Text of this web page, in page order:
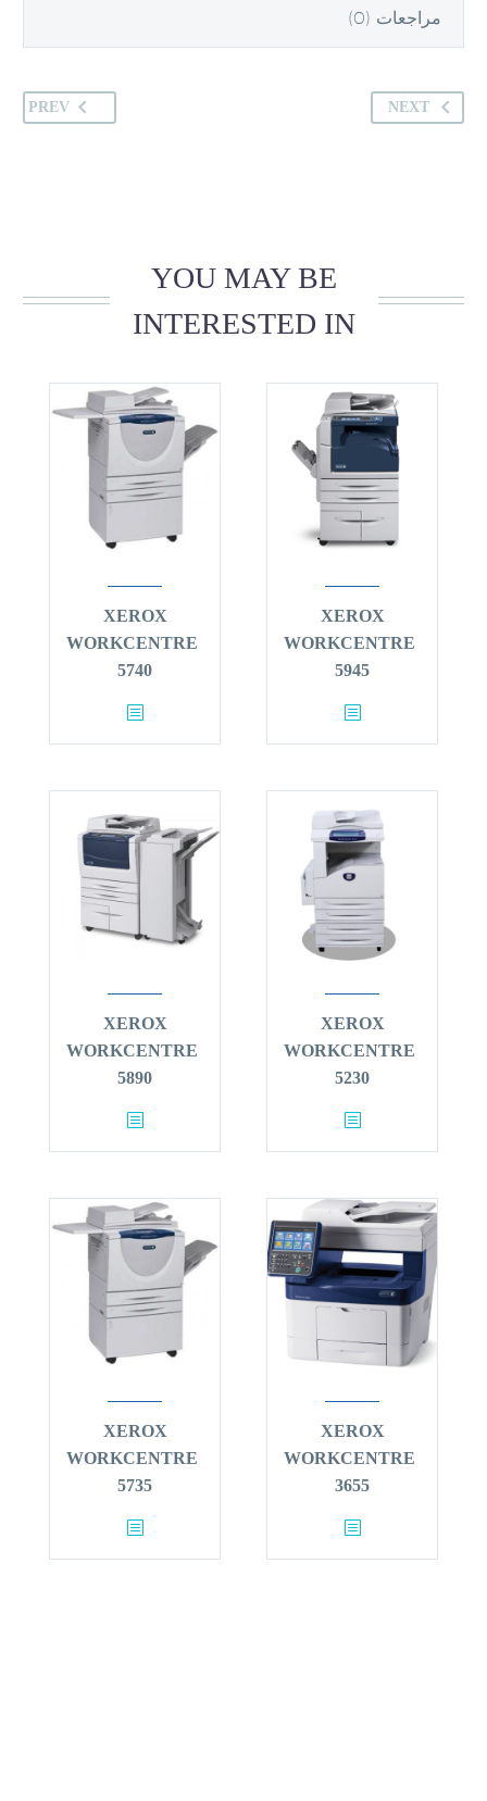
مراجعات (0)
PREV NEXT
YOU MAY BE
INTERESTED IN
XEROX
WORKCENTRE
5945
XEROX
WORKCENTRE
5740
XEROX
WORKCENTRE
5230
XEROX
WORKCENTRE
5890
XEROX
WORKCENTRE
3655
XEROX
WORKCENTRE
5735